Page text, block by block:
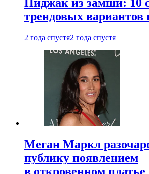
трендовых вариантов
2 года спустя2 года спустя
Меган Маркл
публику появлением
в откровенном платье